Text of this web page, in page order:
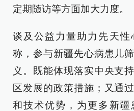
定期随访等方面加大力度。
谈及公益力量助力先天性
称，参与新疆先心病患儿
义。既能体现落实中央支
区发展的政策措施；又通
和技术优势，为更多新疆